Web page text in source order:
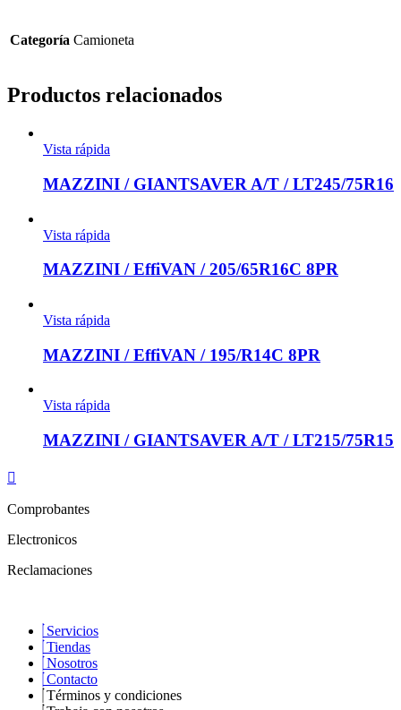
Categoría Camioneta
Productos relacionados
Vista rápida
MAZZINI / GIANTSAVER A/T / LT245/75R16
Vista rápida
MAZZINI / EffiVAN / 205/65R16C 8PR
Vista rápida
MAZZINI / EffiVAN / 195/R14C 8PR
Vista rápida
MAZZINI / GIANTSAVER A/T / LT215/75R15
Comprobantes
Electronicos
Reclamaciones
Servicios
Tiendas
Nosotros
Contacto
Términos y condiciones